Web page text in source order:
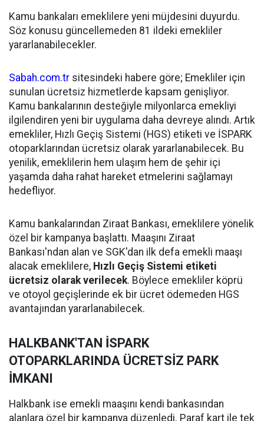
Kamu bankaları emeklilere yeni müjdesini duyurdu.
Söz konusu güncellemeden 81 ildeki emekliler
yararlanabilecekler.
Sabah.com.tr sitesindeki habere göre; Emekliler için
sunulan ücretsiz hizmetlerde kapsam genişliyor.
Kamu bankalarının desteğiyle milyonlarca emekliyi
ilgilendiren yeni bir uygulama daha devreye alındı. Artık
emekliler, Hızlı Geçiş Sistemi (HGS) etiketi ve İSPARK
otoparklarından ücretsiz olarak yararlanabilecek. Bu
yenilik, emeklilerin hem ulaşım hem de şehir içi
yaşamda daha rahat hareket etmelerini sağlamayı
hedefliyor.
Kamu bankalarından Ziraat Bankası, emeklilere yönelik
özel bir kampanya başlattı. Maaşını Ziraat
Bankası'ndan alan ve SGK'dan ilk defa emekli maaşı
alacak emeklilere, Hızlı Geçiş Sistemi etiketi
ücretsiz olarak verilecek. Böylece emekliler köprü
ve otoyol geçişlerinde ek bir ücret ödemeden HGS
avantajından yararlanabilecek.
HALKBANK'TAN İSPARK
OTOPARKLARINDA ÜCRETSİZ PARK
İMKANI
Halkbank ise emekli maaşını kendi bankasından
alanlara özel bir kampanya düzenledi. Paraf kart ile tek